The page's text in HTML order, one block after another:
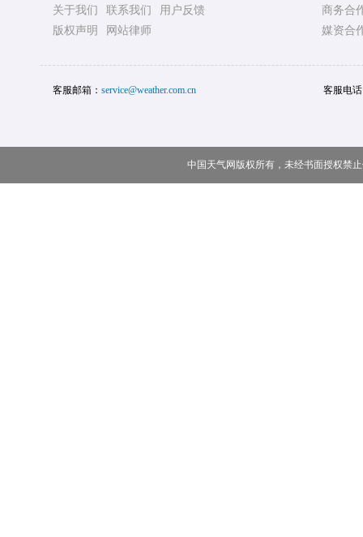
关于我们 联系我们
用户反馈
版权声明
网站律师
商务合
媒资合
客服邮箱： service@weather.com.cn 客服电
中国天气网版权所有，未经书面授权